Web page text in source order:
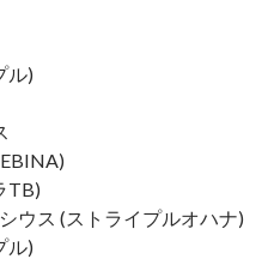
ル)
TB)
ス (ストライプルオハナ)
ル)